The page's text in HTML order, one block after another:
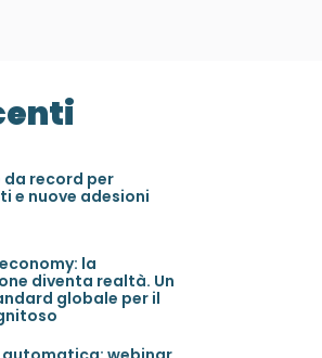
da record per
e nuove adesioni
la
diventa realtà. Un
globale per il